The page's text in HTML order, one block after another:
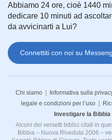
Abbiamo 24 ore, cioè 1440
dedicare 10 minuti ad
da avvicinarti a Lui?
Connettiti con noi su
Chi siamo Informativa sulla
legale e condizioni per l’uso
Investigare la Bibbia
Alcuni dei versetti biblici citati in
Bibbia – Nuova Riveduta 2006 –